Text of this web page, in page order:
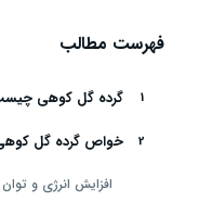
فهرست مطالب
گرده گل کوهی
خواص گرده گل
افزایش انرژی و